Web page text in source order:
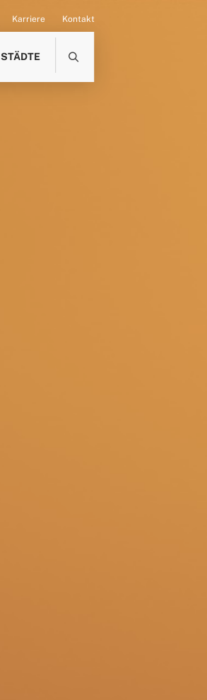
Karriere Kontakt
STÄDTE